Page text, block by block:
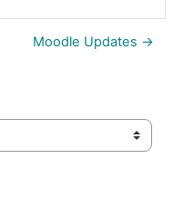
Moodle Updates →